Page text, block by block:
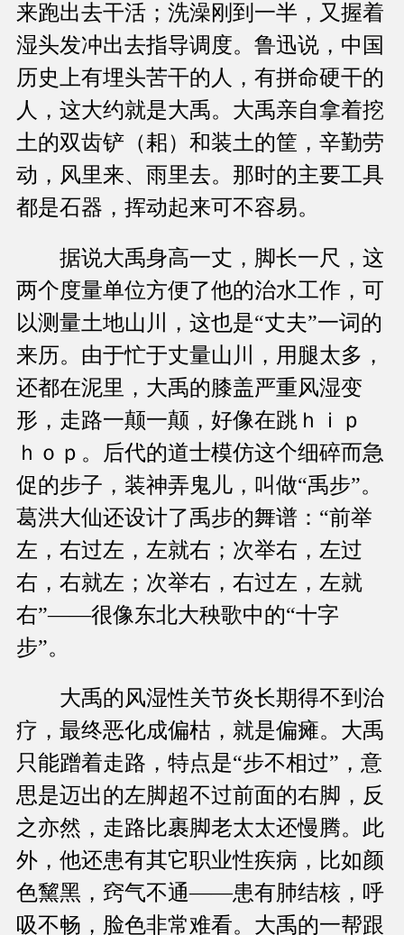
来跑出去干活；洗澡刚到一半，又握着
湿头发冲出去指导调度。鲁迅说，中国
历史上有埋头苦干的人，有拼命硬干的
人，这大约就是大禹。大禹亲自拿着挖
土的双齿铲（耜）和装土的筐，辛勤劳
动，风里来、雨里去。那时的主要工具
都是石器，挥动起来可不容易。
据说大禹身高一丈，脚长一尺，这
两个度量单位方便了他的治水工作，可
以测量土地山川，这也是“丈夫”一词的
来历。由于忙于丈量山川，用腿太多，
还都在泥里，大禹的膝盖严重风湿变
形，走路一颠一颠，好像在跳ｈｉｐ
ｈｏｐ。后代的道士模仿这个细碎而急
促的步子，装神弄鬼儿，叫做“禹步”。
葛洪大仙还设计了禹步的舞谱：“前举
左，右过左，左就右；次举右，左过
右，右就左；次举右，右过左，左就
右”——很像东北大秧歌中的“十字
步”。
大禹的风湿性关节炎长期得不到治
疗，最终恶化成偏枯，就是偏瘫。大禹
只能蹭着走路，特点是“步不相过”，意
思是迈出的左脚超不过前面的右脚，反
之亦然，走路比裹脚老太太还慢腾。此
外，他还患有其它职业性疾病，比如颜
色黧黑，窍气不通——患有肺结核，呼
吸不畅，脸色非常难看。大禹的一帮跟